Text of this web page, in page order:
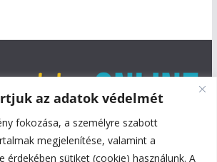
az adatok védelmét
fokozása, a személyre szabott
megjelenítése, valamint a
érdekében sütiket (cookie) használunk. A